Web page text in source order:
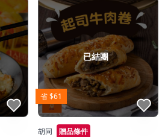
省 $61
已結團
點我收藏
胡同 贈品條件